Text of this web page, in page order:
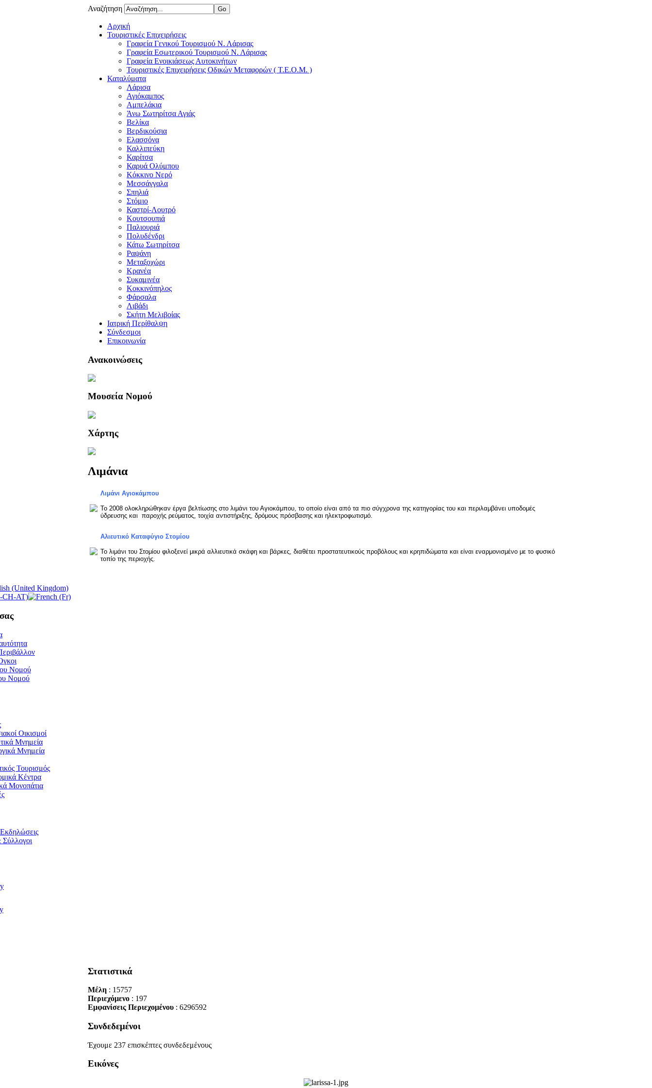
Αναζήτηση
Αρχική
Τουριστικές Επιχειρήσεις
Γραφεία Γενικού Τουρισμού Ν. Λάρισας
Γραφεία Εσωτερικού Τουρισμού Ν. Λάρισας
Γραφεία Ενοικιάσεως Αυτοκινήτων
Τουριστικές Επιχειρήσεις Οδικών Μεταφορών ( Τ.Ε.Ο.Μ. )
Καταλύματα
Λάρισα
Αγιόκαμπος
Αμπελάκια
Άνω Σωτηρίτσα Αγιάς
Βελίκα
Βερδικούσια
Ελασσόνα
Καλλιπεύκη
Καρίτσα
Καρυά Ολύμπου
Κόκκινο Νερό
Μεσσάγγαλα
Σπηλιά
Στόμιο
Καστρί-Λουτρό
Κουτσουπιά
Παλιουριά
Πολυδένδρι
Κάτω Σωτηρίτσα
Ραψάνη
Μεταξοχώρι
Κρανέα
Συκαμινέα
Κοκκινόπηλος
Φάρσαλα
Λιβάδι
Σκήτη Μελιβοίας
Ιατρική Περίθαλψη
Σύνδεσμοι
Επικοινωνία
Ανακοινώσεις
Μουσεία Νομού
Χάρτης
Λιμάνια
Λιμάνι Αγιοκάμπου
Το 2008 ολοκληρώθηκαν έργα βελτίωσης στο λιμάνι του Αγιοκάμπου, το οποίο είναι από τα πιο σύγχρονα της κατηγορίας του και περιλαμβάνει υποδομές
ύδρευσης και παροχής ρεύματος, τοιχία αντιστήριξης, δρόμους πρόσβασης και ηλεκτροφωτισμό.
Αλιευτικό Καταφύγιο Στομίου
Το λιμάνι του Στομίου φιλοξενεί μικρά αλλιευτικά σκάφη και βάρκες, διαθέτει προστατευτικούς προβόλους και κρηπιδώματα και είναι εναρμονισμένο με το φυσικό
τοπίο της περιοχής.
Νομού
Νομού
Οικισμοί
Μνημεία
Μνημεία
Τουρισμός
Κέντρα
Μονοπάτια
Εκδηλώσεις
Σύλλογοι
Στατιστικά
Μέλη : 15757
Περιεχόμενο : 197
Εμφανίσεις Περιεχομένου : 6296592
Συνδεδεμένοι
Έχουμε 237 επισκέπτες συνδεδεμένους
Εικόνες